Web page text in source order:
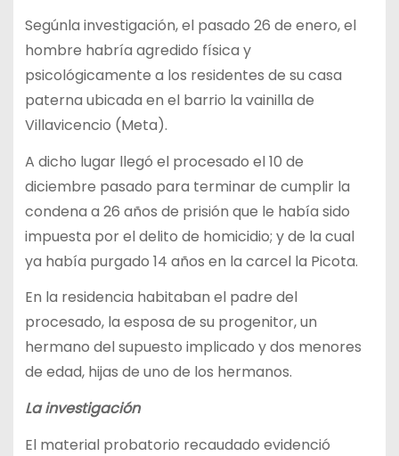
Segúnla investigación, el pasado 26 de enero, el
hombre habría agredido física y
psicológicamente a los residentes de su casa
paterna ubicada en el barrio la vainilla de
Villavicencio (Meta).
A dicho lugar llegó el procesado el 10 de
diciembre pasado para terminar de cumplir la
condena a 26 años de prisión que le había sido
impuesta por el delito de homicidio; y de la cual
ya había purgado 14 años en la carcel la Picota.
En la residencia habitaban el padre del
procesado, la esposa de su progenitor, un
hermano del supuesto implicado y dos menores
de edad, hijas de uno de los hermanos.
La investigación
El material probatorio recaudado evidenció